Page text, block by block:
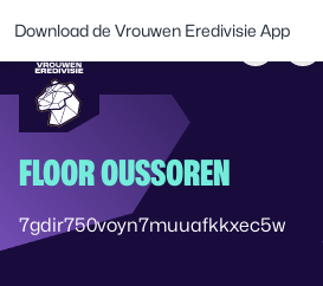
FLOOR OUSSOREN
7gdir750voyn7muuafkkxec5w
Download de Vrouwen Eredivisie App